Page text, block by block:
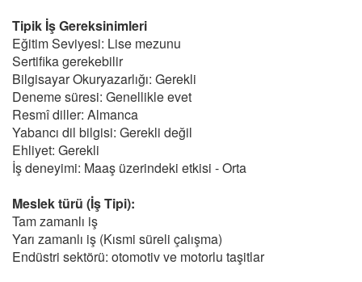
Tipik İş Gereksinimleri
Eğitim Seviyesi: Lise mezunu
Sertifika gerekebilir
Bilgisayar Okuryazarlığı: Gerekli
Deneme süresi: Genellikle evet
Resmî diller: Almanca
Yabancı dil bilgisi: Gerekli değil
Ehliyet: Gerekli
İş deneyimi: Maaş üzerindeki etkisi - Orta
Meslek türü (İş Tipi):
Tam zamanlı iş
Yarı zamanlı iş (Kısmi süreli çalışma)
Endüstri sektörü: otomotiv ve motorlu taşitlar